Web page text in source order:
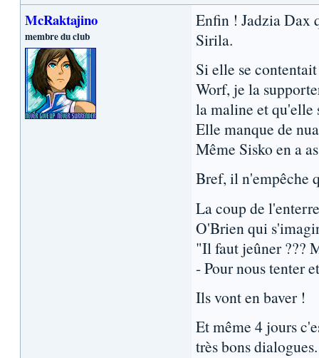
McRaktajino
membre du club
Enfin ! Jadzia Dax
Sirila.
Si elle se
Worf, je la
la maline et qu'elle
Elle manque de
Même Sisko en a
Bref, il n'empêche
La coup de
O'Brien qui
"Il faut jeûner ???
- Pour nous tenter
Ils vont en baver !
Et même 4 jours
très bons dialogues.